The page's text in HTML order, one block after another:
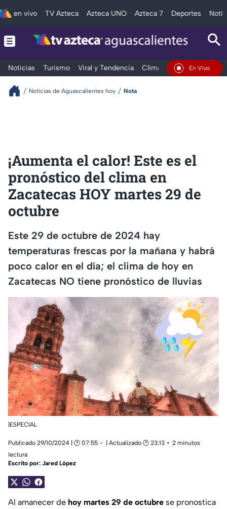
en vivo TV Azteca Azteca UNO Azteca 7 Deportes
Noticias Turismo Viral y Tendencia Clima Deportes
En Vivo
Noticias de Aguascalientes hoy Nota
¡Aumenta el calor! Este es el
pronóstico del clima en
Zacatecas HOY martes 29 de
octubre
Este 29 de octubre de 2024 hay
temperaturas frescas por la mañana y habrá
poco calor en el día; el clima de hoy en
Zacatecas NO tiene pronóstico de lluvias
|ESPECIAL
Publicado 29/10/2024 | 🕑 07:55 | Actualizado 🕑 23:13
2 minutos
lectura
Escrito por: Jared López
Al amanecer de hoy martes 29 de octubre se pronostica